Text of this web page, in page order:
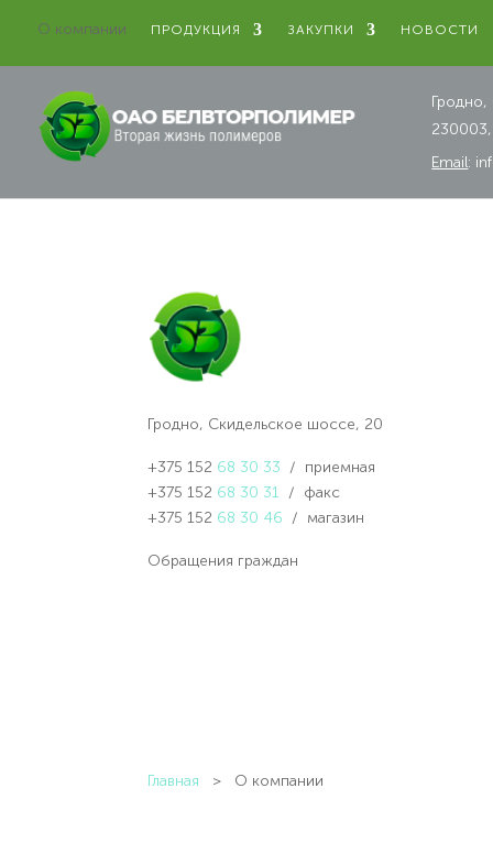
О компании ПРОДУКЦИЯ ЗАКУПКИ НОВОСТИ
230003,
Email:
Гродно, Скидельское шоссе, 20
+375 152 68 30 33 / приемная
+375 152 68 30 31 / факс
+375 152 68 30 46 / магазин
Обращения граждан
Главная > О компании